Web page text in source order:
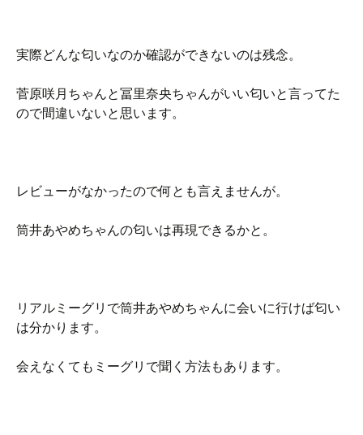
実際どんな匂いなのか確認ができないのは残念。
菅原咲月ちゃんと冨里奈央ちゃんがいい匂いと言ってた
ので間違いないと思います。
レビューがなかったので何とも言えませんが。
筒井あやめちゃんの匂いは再現できるかと。
リアルミーグリで筒井あやめちゃんに会いに行けば匂い
は分かります。
会えなくてもミーグリで聞く方法もあります。